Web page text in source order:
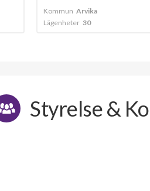
Kommun Arvika
Lägenheter 30
Styrelse &